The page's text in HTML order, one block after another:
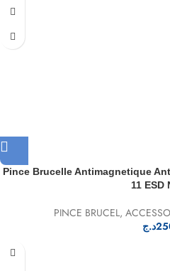
Pince Brucelle Antimagnetique
11 ESD
PINCE BRUCEL,
د.ج